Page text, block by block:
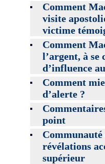
Comment
visite
victime
Comment
l’argent, à se
d’influence
Comment
d’alerte ?
point
Communauté
révélations
supérieur